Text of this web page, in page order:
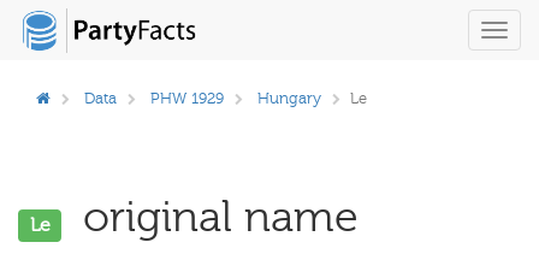
Data PHW 1929 Hungary Le
Le
original name